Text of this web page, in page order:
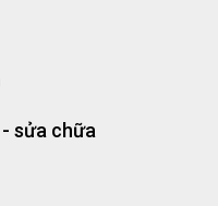
sửa chữa